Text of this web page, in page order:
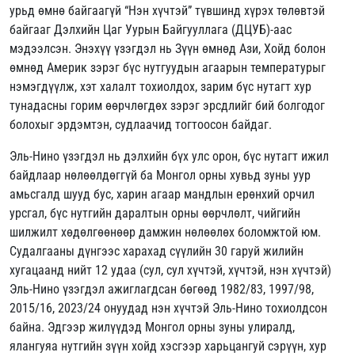
урьд өмнө байгаагүй “Нэн хүчтэй” түвшинд хүрэх төлөвтэй
байгааг Дэлхийн Цаг Уурын Байгууллага (ДЦУБ)-аас
мэдээлсэн. Энэхүү үзэгдэл нь Зүүн өмнөд Ази, Хойд болон
өмнөд Америк зэрэг бүс нутгуудын агаарын температурыг
нэмэгдүүлж, хэт халалт тохиолдох, зарим бүс нутагт хур
тунадасны горим өөрчлөгдөх зэрэг эрсдлийг бий болгодог
болохыг эрдэмтэн, судлаачид тогтоосон байдаг.
Эль-Нино үзэгдэл нь дэлхийн бүх улс орон, бүс нутагт ижил
байдлаар нөлөөлдөггүй ба Монгол орны хувьд зуны уур
амьсгалд шууд бус, харин агаар мандлын ерөнхий орчил
урсгал, бүс нутгийн даралтын орны өөрчлөлт, чийгийн
шилжилт хөдөлгөөнөөр дамжин нөлөөлөх боломжтой юм.
Судалгааны дүнгээс харахад сүүлийн 30 гаруй жилийн
хугацаанд нийт 12 удаа (cул, cул хүчтэй, хүчтэй, нэн хүчтэй)
Эль-Нино үзэгдэл ажиглагдсан бөгөөд 1982/83, 1997/98,
2015/16, 2023/24 онуудад нэн хүчтэй Эль-Нино тохиолдсон
байна. Эдгээр жилүүдэд Монгол орны зуны улиралд,
ялангуяа нутгийн зүүн хойд хэсгээр харьцангуй сэрүүн, хур